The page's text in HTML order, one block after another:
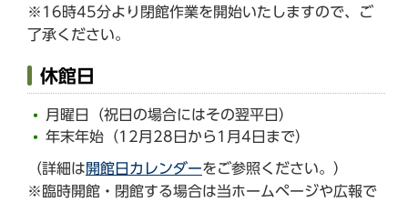
※16時45分より閉館作業を開始いたしますので、ご
了承ください。
休館日
月曜日（祝日の場合にはその翌平日）
年末年始（12月28日から1月4日まで）
（詳細は開館日カレンダーをご参照ください。）
※臨時開館・閉館する場合は当ホームページや広報で